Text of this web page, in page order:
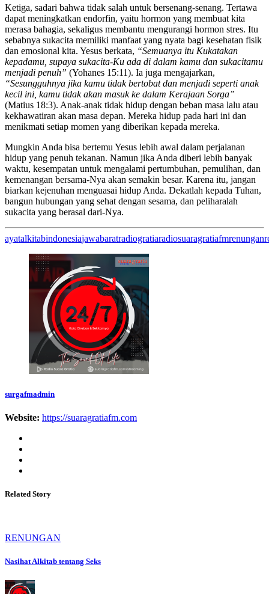
Ketiga, sadari bahwa tidak salah untuk bersenang-senang. Tertawa
dapat meningkatkan endorfin, yaitu hormon yang membuat kita
merasa bahagia, sekaligus membantu mengurangi hormon stres. Itu
sebabnya sukacita memiliki manfaat yang nyata bagi kesehatan fisik
dan emosional kita. Yesus berkata, “Semuanya itu Kukatakan
kepadamu, supaya sukacita-Ku ada di dalam kamu dan sukacitamu
menjadi penuh” (Yohanes 15:11). Ia juga mengajarkan,
“Sesungguhnya jika kamu tidak bertobat dan menjadi seperti anak
kecil ini, kamu tidak akan masuk ke dalam Kerajaan Sorga”
(Matius 18:3). Anak-anak tidak hidup dengan beban masa lalu atau
kekhawatiran akan masa depan. Mereka hidup pada hari ini dan
menikmati setiap momen yang diberikan kepada mereka.
Mungkin Anda bisa bertemu Yesus lebih awal dalam perjalanan
hidup yang penuh tekanan. Namun jika Anda diberi lebih banyak
waktu, kesempatan untuk mengalami pertumbuhan, pemulihan, dan
kemenangan bersama-Nya akan semakin besar. Karena itu, jangan
biarkan kejenuhan menguasai hidup Anda. Dekatlah kepada Tuhan,
bangun hubungan yang sehat dengan sesama, dan peliharalah
sukacita yang berasal dari-Nya.
ayatalkitabindonesiajawabaratradiogratiaradiosuaragratiafmrenungan
surgafmadmin
Website: https://suaragratiafm.com
Related Story
RENUNGAN
Nasihat Alkitab tentang Seks